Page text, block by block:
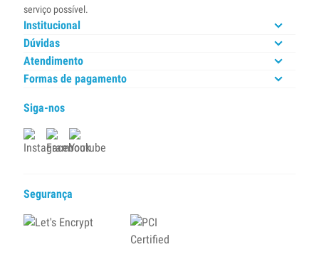
serviço possível.
Institucional
Dúvidas
Atendimento
Formas de pagamento
Siga-nos
Segurança